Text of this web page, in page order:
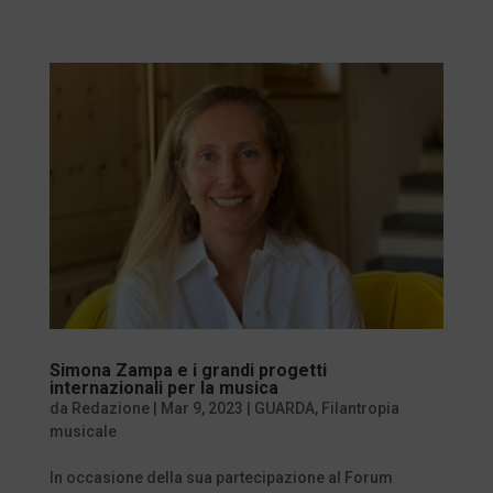
Simona Zampa e i grandi progetti
internazionali per la musica
da Redazione| Mar 9, 2023 GUARDA, Filantropia
musicale
In occasione della sua partecipazione al Forum